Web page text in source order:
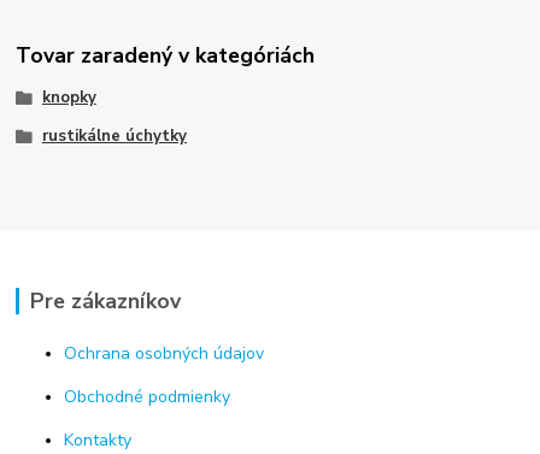
Tovar zaradený v kategóriách
knopky
rustikálne úchytky
Pre zákazníkov
Ochrana osobných údajov
Obchodné podmienky
Kontakty